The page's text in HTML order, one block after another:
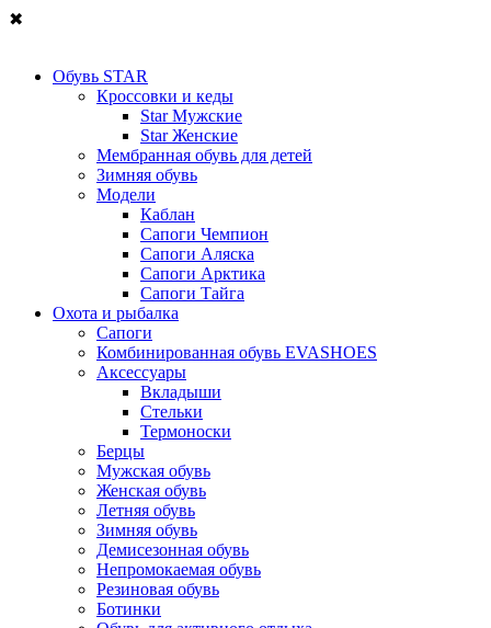
✖
Обувь STAR
Кроссовки и кеды
Star Мужские
Star Женские
Мембранная обувь для детей
Зимняя обувь
Модели
Каблан
Сапоги Чемпион
Сапоги Аляска
Сапоги Арктика
Сапоги Тайга
Охота и рыбалка
Сапоги
Комбинированная обувь EVASHOES
Аксессуары
Вкладыши
Стельки
Термоноски
Берцы
Мужская обувь
Женская обувь
Летняя обувь
Зимняя обувь
Демисезонная обувь
Непромокаемая обувь
Резиновая обувь
Ботинки